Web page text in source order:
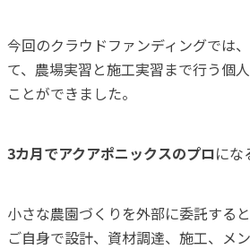
今回のクラウドファンディングでは
て、農場実習と施工実習まで行う個
ことができました。
3カ月でアクアポニックスのプロにな
小さな農園づくりを外部に委託する
ご自身で設計、資材調達、施工、メ